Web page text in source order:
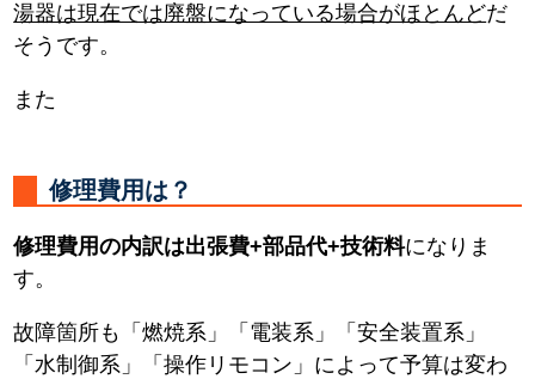
湯器は現在では廃盤になっている場合がほとんどだ
そうです。
また
修理費用は？
修理費用の内訳は出張費+部品代+技術料になりま
す。
故障箇所も「燃焼系」「電装系」「安全装置系」
「水制御系」「操作リモコン」によって予算は変わ